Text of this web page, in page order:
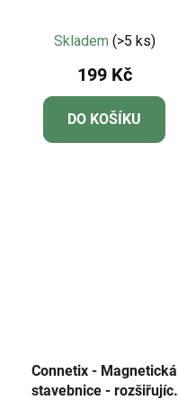
hodnocení
produktu
je
4,8
z
Skladem (>5 ks)
199 Kč
DO KOŠÍKU
Connetix - Magnetická
stavebnice - rozšiřující